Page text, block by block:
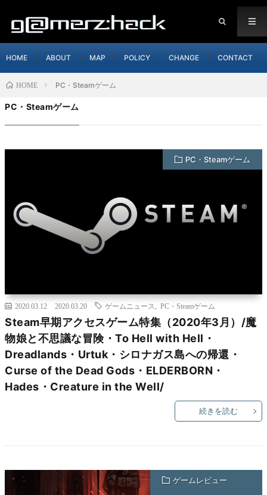
HOME ABOUT MAP POLICY CHANGE CONTACT
HOME PC・Steamゲーム
PC・Steamゲーム
PC・Steamゲーム
2020.03.12 2020.03.20 ゲームニュース PC・Steamゲーム
Steam早期アクセスゲーム特集（2020年3月）/魔
物娘と不思議な冒険・To Hell with Hell・
Dreadlands・Urtuk・シロナガス島への帰還・
Curse of the Dead Gods・ELDERBORN・
Hades・Creature in the Well/
続きを読む
ゲームレビュー